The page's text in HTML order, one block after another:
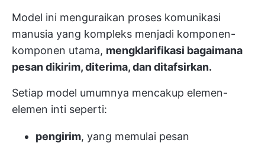
Model ini menguraikan proses komunikasi
manusia yang kompleks menjadi komponen-
komponen utama, mengklarifikasi bagaimana
pesan dikirim, diterima, dan ditafsirkan.
Setiap model umumnya mencakup elemen-
elemen inti seperti:
pengirim, yang memulai pesan